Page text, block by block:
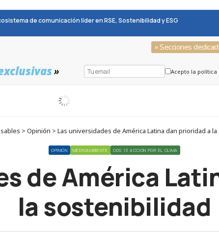
de comunicación líder en RSE, Sostenibilidad y ESG
» Secciones
» Acepto la política
> Opinión > Las universidades de América Latina dan prioridad a
OPINIÓN MEDIOAMBIENTE ODS 13 ACCIÓN POR EL CLIMA
de América
la sostenibilidad